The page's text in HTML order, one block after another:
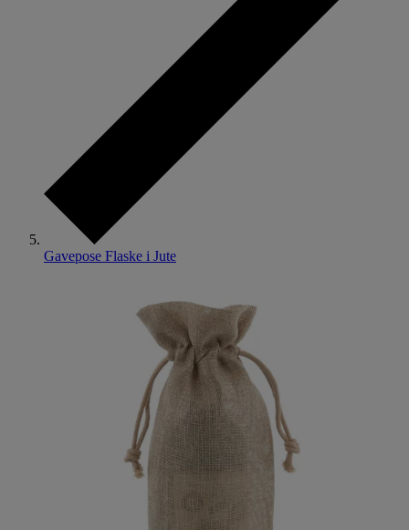
Gavepose Flaske i Jute